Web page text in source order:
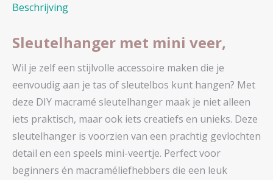
Beschrijving
Sleutelhanger met mini veer,
Wil je zelf een stijlvolle accessoire maken die je
eenvoudig aan je tas of sleutelbos kunt hangen? Met
deze DIY macramé sleutelhanger maak je niet alleen
iets praktisch, maar ook iets creatiefs en unieks. Deze
sleutelhanger is voorzien van een prachtig gevlochten
detail en een speels mini-veertje. Perfect voor
beginners én macraméliefhebbers die een leuk